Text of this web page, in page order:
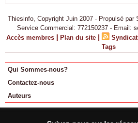
Thiesinfo, Copyright Juin 2007 - Propulsé par
Service Commercial: 772150237 - Email:
Accès membres | Plan du site |
Tags
Qui Sommes-nous?
Contactez-nous
Auteurs